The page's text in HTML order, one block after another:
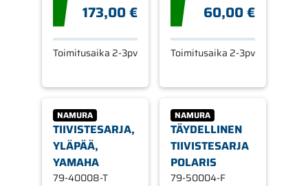
173,00 €
Toimitusaika 2-3pv
60,00 €
Toimitusaika 2-3pv
NAMURA
TIIVISTESARJA,
YLÄPÄÄ,
YAMAHA
79-40008-T
NAMURA
TÄYDELLINEN
TIIVISTESARJA
POLARIS
79-50004-F